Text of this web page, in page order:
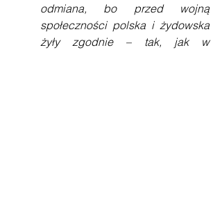
odmiana, bo przed wojną
społeczności polska i żydowska
żyły zgodnie – tak, jak w